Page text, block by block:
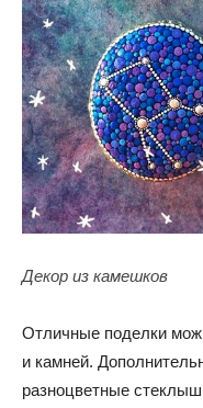
Декор из камешков
Отличные поделки
и камней.
разноцветные